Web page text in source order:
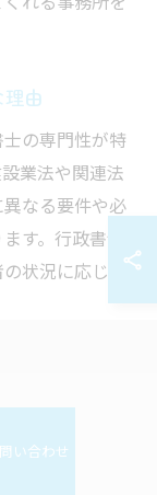
由
の専門性が特
業法や関連法
なる要件や必
す。行政書士
状況に応じた
かな部分まで
書士を選ぶこ
を抑え、効率
い合わせ